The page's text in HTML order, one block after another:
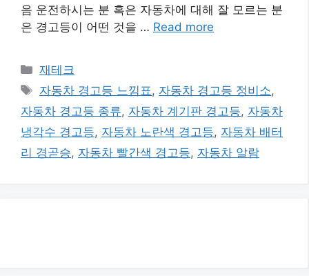
음 운전하시는 분 혹은 자동차에 대해 잘 모르는 분
은 경고등이 어떤 것을 … Read more
카
테
고
리
재테크
태
그
자동차 경고등 느낌표 , 자동차 경고등 정비소,
자동차 경고등 종류, 자동차 계기판 경고등, 자동차
냉각수 경고등, 자동차 노란색 경고등, 자동차 배터
리 경곧승, 자동차 빨간색 경고등, 자동차 알람